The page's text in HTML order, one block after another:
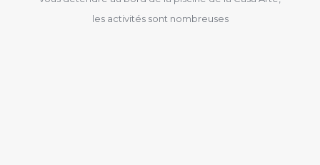
les activités sont nombreuses